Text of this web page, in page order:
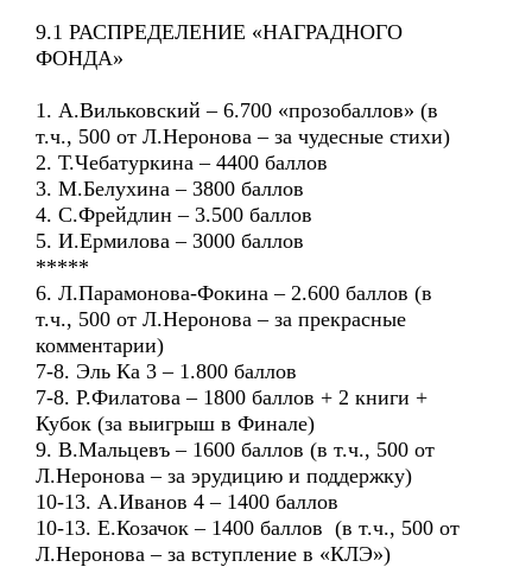
9.1 РАСПРЕДЕЛЕНИЕ «НАГРАДНОГО
ФОНДА»
1. А.Вильковский – 6.700 «прозобаллов» (в
т.ч., 500 от Л.Неронова – за чудесные стихи)
2. Т.Чебатуркина – 4400 баллов
3. М.Белухина – 3800 баллов
4. С.Фрейдлин – 3.500 баллов
5. И.Ермилова – 3000 баллов
*****
6. Л.Парамонова-Фокина – 2.600 баллов (в
т.ч., 500 от Л.Неронова – за прекрасные
комментарии)
7-8. Эль Ка 3 – 1.800 баллов
7-8. Р.Филатова – 1800 баллов + 2 книги +
Кубок (за выигрыш в Финале)
9. В.Мальцевъ – 1600 баллов (в т.ч., 500 от
Л.Неронова – за эрудицию и поддержку)
10-13. А.Иванов 4 – 1400 баллов
10-13. Е.Козачок – 1400 баллов (в т.ч., 500 от
Л.Неронова – за вступление в «КЛЭ»)